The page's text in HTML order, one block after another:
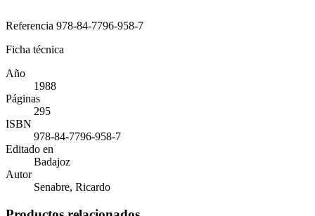
Referencia 978-84-7796-958-7
Ficha técnica
Año
1988
Páginas
295
ISBN
978-84-7796-958-7
Editado en
Badajoz
Autor
Senabre, Ricardo